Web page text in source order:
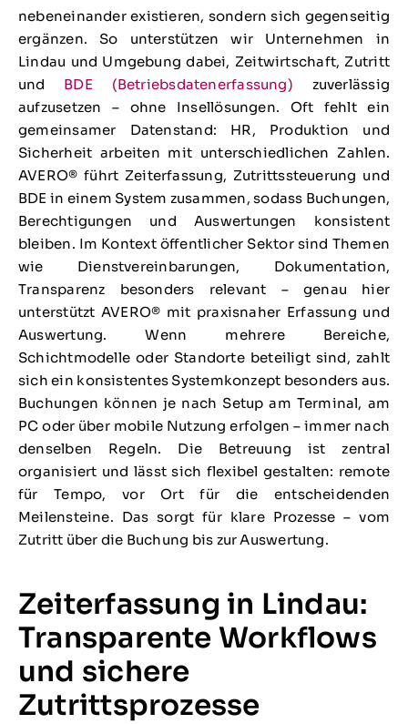
nebeneinander existieren, sondern sich gegenseitig
ergänzen. So unterstützen wir Unternehmen in
Lindau und Umgebung dabei, Zeitwirtschaft, Zutritt
und BDE (Betriebsdatenerfassung) zuverlässig
aufzusetzen – ohne Insellösungen. Oft fehlt ein
gemeinsamer Datenstand: HR, Produktion und
Sicherheit arbeiten mit unterschiedlichen Zahlen.
AVERO® führt Zeiterfassung, Zutrittssteuerung und
BDE in einem System zusammen, sodass Buchungen,
Berechtigungen und Auswertungen konsistent
bleiben. Im Kontext öffentlicher Sektor sind Themen
wie Dienstvereinbarungen, Dokumentation,
Transparenz besonders relevant – genau hier
unterstützt AVERO® mit praxisnaher Erfassung und
Auswertung. Wenn mehrere Bereiche,
Schichtmodelle oder Standorte beteiligt sind, zahlt
sich ein konsistentes Systemkonzept besonders aus.
Buchungen können je nach Setup am Terminal, am
PC oder über mobile Nutzung erfolgen – immer nach
denselben Regeln. Die Betreuung ist zentral
organisiert und lässt sich flexibel gestalten: remote
für Tempo, vor Ort für die entscheidenden
Meilensteine. Das sorgt für klare Prozesse – vom
Zutritt über die Buchung bis zur Auswertung.
Zeiterfassung in Lindau:
Transparente Workflows
und sichere
Zutrittsprozesse